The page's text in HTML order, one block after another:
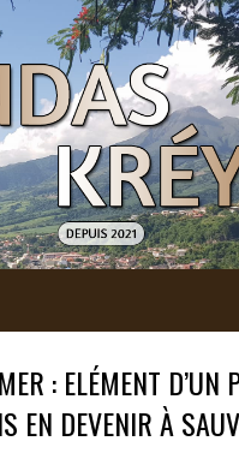
: ELÉMENT D’UN
EN DEVENIR À